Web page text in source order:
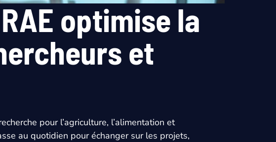
optimise la
et
pour l’agriculture, l’alimentation et
au quotidien pour échanger sur les projets,